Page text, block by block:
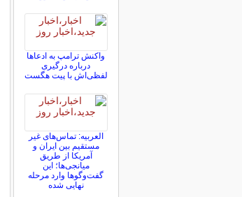
واکنش ترامپ به ادعاها
درباره درگیری
لفظی‌اش با پیت هگست
العربیه: تماس‌های غیر
مستقیم بین ایران و
آمریکا از طریق
میانجی‌ها؛ این
گفت‌و‌گو‌ها وارد مرحله
نهایی شده